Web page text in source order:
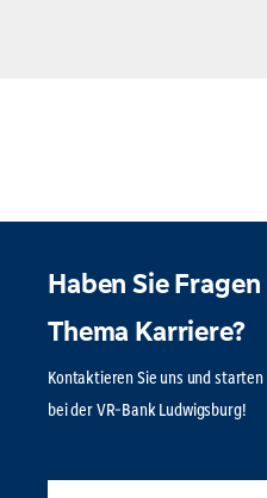
Haben Sie
Thema Karriere?
Kontaktieren Sie uns und
bei der VR-Bank Ludwigsburg!